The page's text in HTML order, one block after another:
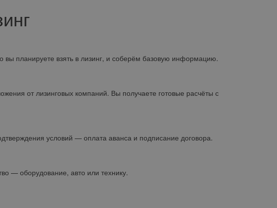
вы планируете взять в лизинг, и соберём базовую информацию.
от лизинговых компаний. Вы получаете готовые расчёты с
условий — оплата аванса и подписание договора.
— оборудование, авто или технику.